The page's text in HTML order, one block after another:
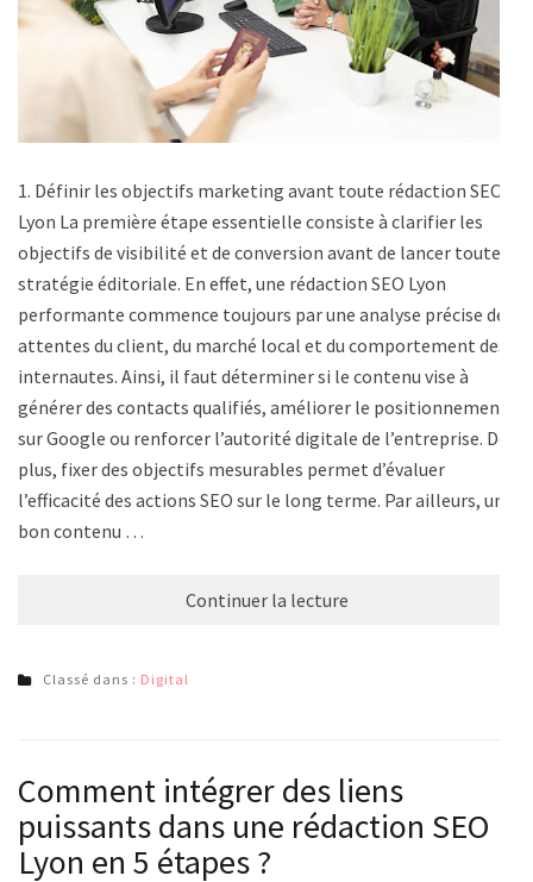
1. Définir les objectifs marketing avant toute rédaction SEO
Lyon La première étape essentielle consiste à clarifier les
objectifs de visibilité et de conversion avant de lancer toute
stratégie éditoriale. En effet, une rédaction SEO Lyon
performante commence toujours par une analyse précise des
attentes du client, du marché local et du comportement des
internautes. Ainsi, il faut déterminer si le contenu vise à
générer des contacts qualifiés, améliorer le positionnement
sur Google ou renforcer l’autorité digitale de l’entreprise. De
plus, fixer des objectifs mesurables permet d’évaluer
l’efficacité des actions SEO sur le long terme. Par ailleurs, un
bon contenu …
Continuer la lecture
Classé dans : Digital
Comment intégrer des liens
puissants dans une rédaction SEO
Lyon en 5 étapes ?